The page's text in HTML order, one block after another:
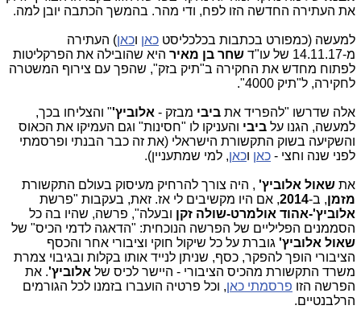
את העתירה החדשה הזו לפח, ודי מהר. בהמשך הכתבה יובן למה.
למעשה (כמפורט בכתבות בכלכליסט כאן וכאן) העתירה
מ-14.11.17 של עו"ד
שחר בן מאיר היא שהובילה את הפרקליטות
לפתוח מחדש את החקירה ב"תיק בזק", שהפך עם צירוף המשטרה
לחקירה, ל"תיק 4000".
אלה שדרשו "להפריד את ביבי מבזק - אלוביץ'" והצליחו בכך,
למעשה, הגנו על ביבי והעניקו לו "חסינות" וגם העמיקו את הכאוס
והשקיעה בשוק התקשורת הישראלי (את זה כבר הבנתי ופרסמתי
לפני שנה וחצי - כאן וכאן, למי שמתעניין).
את שאול אלוביץ' , היה צורך להרחיק מעיסוק בעולם התקשורת
מזמן, ב-2014, אם היו מקשיבים לי אז. זאת, בעקבות "פרשת
אלוביץ'-אהוד אולמרט-שולה זקן ובעלה", פרשה, שהיו בה כל
הסממנים הפליליים של הפרשה הנוכחית: "הדאגה לדמי הכיס" של
שאול אלוביץ' גוברת על כל שיקול חוקי וציבורי אחר והכסף
הציבורי הופך להפקר, כסף, שניתן לנייד אותו בקלות ובגיבוי צמרת
משרד התקשורת מהכיס הציבורי - היישר לכיס של אלוביץ'. את
הפרשה הזו פרסמתי כאן, וכל פרטיה הועברו בזמנו לכל הגורמים
הרלבנטיים.